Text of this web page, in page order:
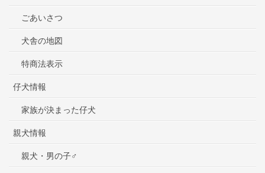
ごあいさつ
犬舎の地図
特商法表示
仔犬情報
家族が決まった仔犬
親犬情報
親犬・男の子♂